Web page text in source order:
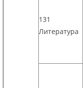
131
Литература